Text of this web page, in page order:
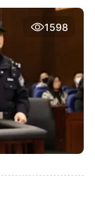
1598